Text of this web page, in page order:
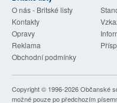
O nás - Britské listy
Kontakty
Opravy
Reklama
Obchodní podmínky
Copyright © 1996-2026Občanské
možné pouze po předchozím